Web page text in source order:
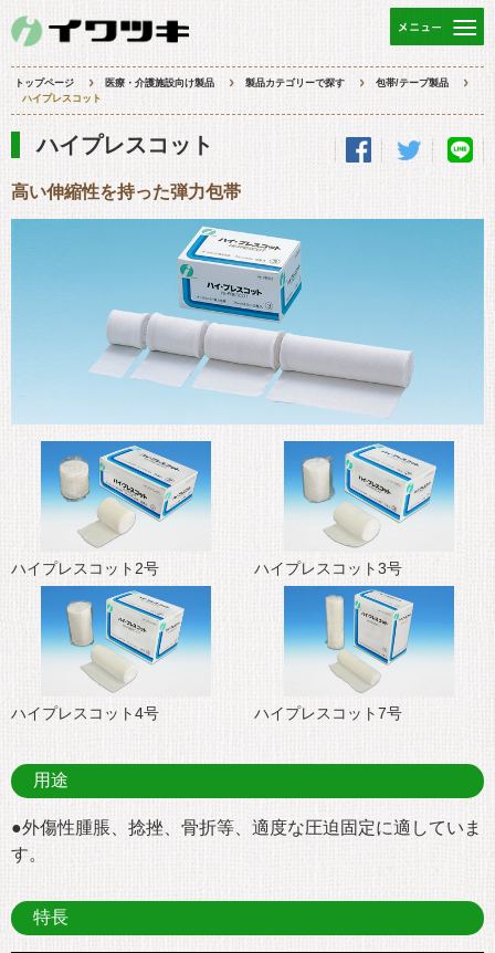
トップページ 医療・介護施設向け製品 製品カテゴリーで探す
包帯/テープ製品
ハイプレスコット
ハイプレスコット
高い伸縮性を持った弾力包帯
ハイプレスコット2号 ハイプレスコット3号
ハイプレスコット4号 ハイプレスコット7号
用途
●外傷性腫脹、捻挫、骨折等、適度な圧迫固定に適していま
す。
特長